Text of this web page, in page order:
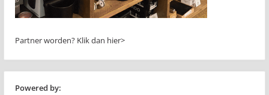
Partner worden? Klik dan hier>
Powered by: